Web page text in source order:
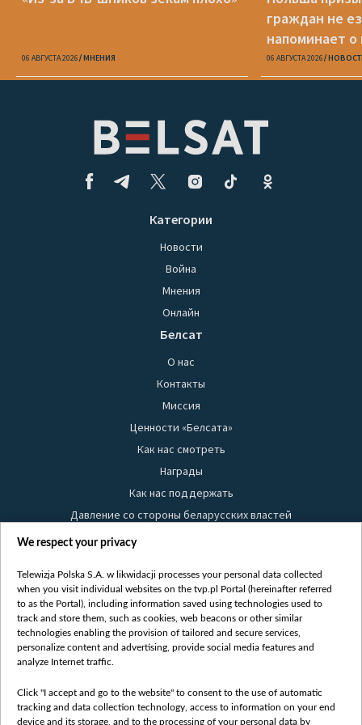
06 АВГУСТА 2026 МНЕНИЯ
граждан не
напоминает
опасности
06 АВГУСТА 2026
Категории
Новости
Война
Мнения
Онлайн
Белсат
О нас
Контакты
Миссия
Ценности «Белсата»
Как нас смотреть
Награды
Как нас поддержать
Давление со стороны беларусских властей
Правила использования материалов
Безопасность
Youtube
Белсат news
Белсат Life
Belsat English
Biełsat PL
We respect your privacy
Telewizja Polska S.A. w likwidacji processes your personal data collected
when you visit individual websites on the tvp.pl Portal (hereinafter referred
to as the Portal), including information saved using technologies used to
track and store them, such as cookies, web beacons or other similar
technologies enabling the provision of tailored and secure services,
personalize content and advertising, provide social media features and
analyze Internet traffic.
Click "I accept and go to the website" to consent to the use of automatic
tracking and data collection technology, access to information on your end
device and its storage, and to the processing of your personal data by